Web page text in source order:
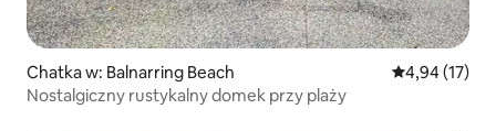
Chatka w: Balnarring Beach Średnia
4,94 (17)
Nostalgiczny rustykalny domek przy plaży